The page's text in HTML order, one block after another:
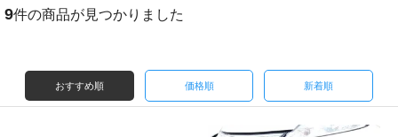
9件の商品が見つかりました
おすすめ順 価格順 新着順